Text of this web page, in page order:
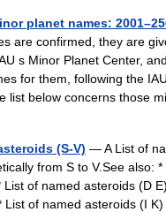
planet names:
are confirmed, they are
s Minor Planet Center,
for them, following the
list below concerns those
(S-V) — A List of
from S to V.See also:
List of named asteroids (D
List of named asteroids (I